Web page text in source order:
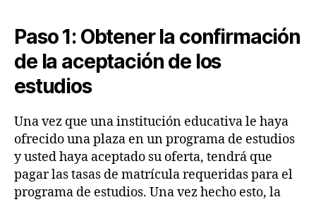
Paso 1: Obtener la confirmación
de la aceptación de los
estudios
Una vez que una institución educativa le haya
ofrecido una plaza en un programa de estudios
y usted haya aceptado su oferta, tendrá que
pagar las tasas de matrícula requeridas para el
programa de estudios. Una vez hecho esto, la